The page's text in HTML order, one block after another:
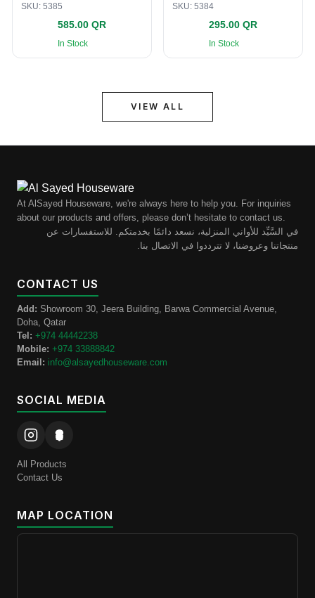
SKU: 5385
585.00 QR
In Stock
SKU: 5384
295.00 QR
In Stock
VIEW ALL
At AlSayed Houseware, we're always here to help you. For inquiries
about our products and offers, please don’t hesitate to contact us.
في السَّيِّد للأواني المنزلية، نسعد دائمًا بخدمتكم. للاستفسارات عن
منتجاتنا وعروضنا، لا تترددوا في الاتصال بنا.
CONTACT US
Add: Showroom 30, Jeera Building, Barwa Commercial Avenue,
Doha, Qatar
Tel: +974 44442238
Mobile: +974 33888842
Email: info@alsayedhouseware.com
SOCIAL MEDIA
All Products
Contact Us
MAP LOCATION